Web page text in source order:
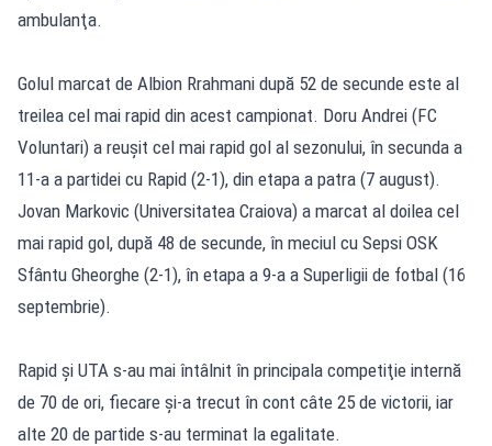
ambulanţa.
Golul marcat de Albion Rrahmani după 52 de secunde este al
treilea cel mai rapid din acest campionat. Doru Andrei (FC
Voluntari) a reuşit cel mai rapid gol al sezonului, în secunda a
11-a a partidei cu Rapid (2-1), din etapa a patra (7 august).
Jovan Markovic (Universitatea Craiova) a marcat al doilea cel
mai rapid gol, după 48 de secunde, în meciul cu Sepsi OSK
Sfântu Gheorghe (2-1), în etapa a 9-a a Superligii de fotbal (16
septembrie).
Rapid şi UTA s-au mai întâlnit în principala competiţie internă
de 70 de ori, fiecare şi-a trecut în cont câte 25 de victorii, iar
alte 20 de partide s-au terminat la egalitate.